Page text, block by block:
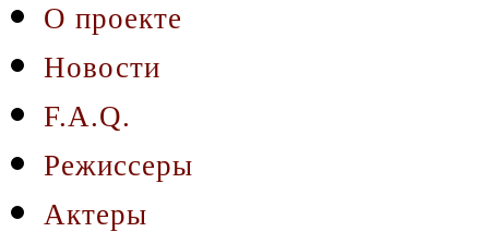
О проекте
Новости
F.A.Q.
Режиссеры
Актеры